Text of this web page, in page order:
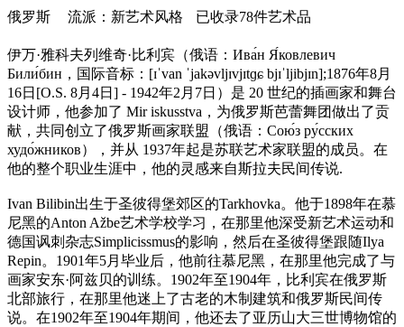
俄罗斯 流派：新艺术风格 已收录78件艺术品
伊万·雅科夫列维奇·比利宾（俄语：Ива́н Я́ковлевич
Били́бин，国际音标：[ɪˈvan ˈjakəvljɪvjɪtɡɕ bjɪˈljibjɪn];1876年8月
16日[O.S. 8月4日] - 1942年2月7日）是 20 世纪的插画家和舞台
设计师，他参加了 Mir iskusstva，为俄罗斯芭蕾舞团做出了贡
献，共同创立了俄罗斯画家联盟（俄语：Сою́з ру́сских
худо́жников），并从 1937年起是苏联艺术家联盟的成员。在
他的整个职业生涯中，他的灵感来自斯拉夫民间传说.
Ivan Bilibin出生于圣彼得堡郊区的Tarkhovka。他于1898年在慕
尼黑的Anton Ažbe艺术学校学习，在那里他深受新艺术运动和
德国讽刺杂志Simplicissmus的影响，然后在圣彼得堡跟随Ilya
Repin。1901年5月毕业后，他前往慕尼黑，在那里他完成了与
画家安东·阿兹贝的训练。1902年至1904年，比利宾在俄罗斯
北部旅行，在那里他迷上了古老的木制建筑和俄罗斯民间传
说。在1902年至1904年期间，他还去了亚历山大三世博物馆的